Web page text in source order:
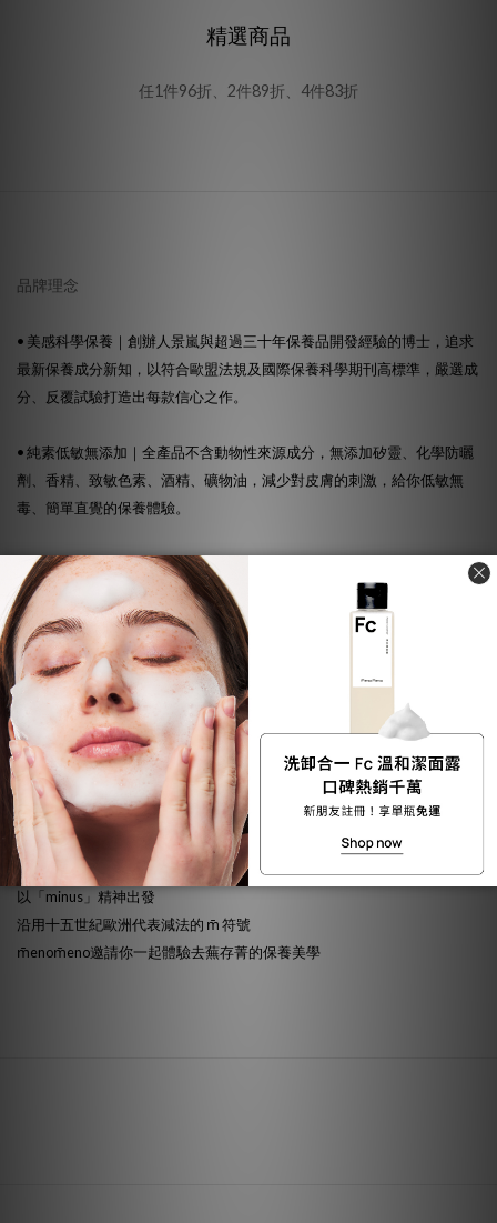
精選商品
任1件96折、2件89折、4件83折
品牌理念
• 美感科學保養｜創辦人景嵐與超過三十年保養品開發經驗的博士，追求
最新保養成分新知，以符合歐盟法規及國際保養科學期刊高標準，嚴選成
分、反覆試驗打造出每款信心之作。
• 純素低敏無添加｜全產品不含動物性來源成分，無添加矽靈、化學防曬
劑、香精、致敏色素、酒精、礦物油，減少對皮膚的刺激，給你低敏無
毒、簡單直覺的保養體驗。
• 有效比例｜由台灣團隊研發製造，品牌掌握全成分配方比例，把控品
質，專注於真正有效、好吸收的成分，並添加至足量，提供肌膚極致有感
的保養效果。
• 環境永續行動｜使用100%紙類緩衝包材及原色紙盒、採用可回收瓶身、
無塑膠封膜，並以綠色永續成分取代石化來源，減少50%碳排，追求與環
境和諧的永續發展。
• 提倡身心平衡｜品牌不定期舉辦會員藝文活動、手作工坊、療癒講座、
瑜伽課程，期待由內而外滋養身心，幫助肌膚得到更好的平衡與呵護。
以「minus」精神出發
沿用十五世紀歐洲代表減法的 m̄ 符號
m̄enom̄eno邀請你一起體驗去蕪存菁的保養美學